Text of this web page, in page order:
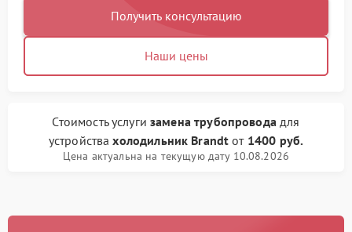
Получить консультацию
Наши цены
Стоимость услугизамена трубопроводадля
устройствахолодильник Brandt от 1400 руб.
Цена актуальна на текущую дату 10.08.2026